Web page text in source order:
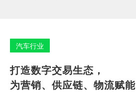
汽车行业
打造数字交易生态，
为营销、供应链、物流赋能